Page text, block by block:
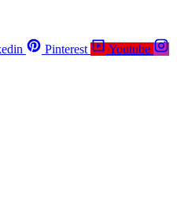
Pinterest
Youtube